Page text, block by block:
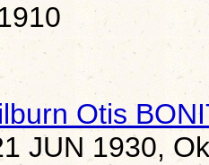
Otis
JUN 1930,